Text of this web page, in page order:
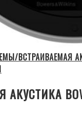
ВСТРАИВАЕМАЯ